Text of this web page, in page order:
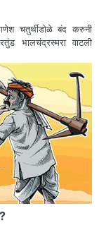
चतुर्थीडोळे बंद करुनी
भालचंद्रस्मरा वाटली